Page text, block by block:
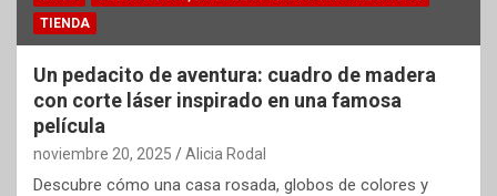
TIENDA
Un pedacito de aventura: cuadro de madera
con corte láser inspirado en una famosa
película
noviembre 20, 2025 Alicia Rodal
Descubre cómo una casa rosada, globos de colores y